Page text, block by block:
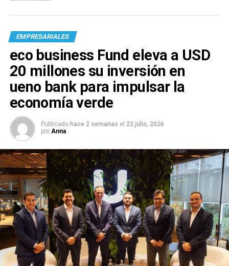
EMPRESARIALES
eco business Fund eleva a USD
20 millones su inversión en
ueno bank para impulsar la
economía verde
Publicado hace 2 semanas el 22 julio, 2026
por Anna